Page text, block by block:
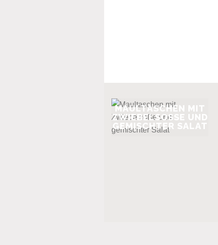
MAULTASCHEN MIT
ZWIEBELSOSSE UND G
EMISCHTER SALAT